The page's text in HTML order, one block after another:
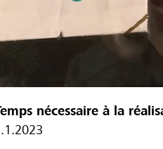
nécessaire à la